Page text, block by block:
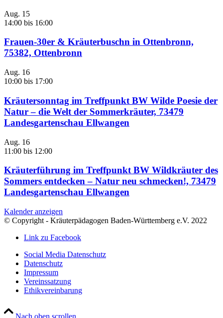
Aug. 15
14:00 bis 16:00
Frauen-30er & Kräuterbuschn in Ottenbronn,
75382, Ottenbronn
Aug. 16
10:00 bis 17:00
Kräutersonntag im Treffpunkt BW Wilde Poesie der
Natur – die Welt der Sommerkräuter, 73479
Landesgartenschau Ellwangen
Aug. 16
11:00 bis 12:00
Kräuterführung im Treffpunkt BW Wildkräuter des
Sommers entdecken – Natur neu schmecken!, 73479
Landesgartenschau Ellwangen
Kalender anzeigen
© Copyright - Kräuterpädagogen Baden-Württemberg e.V. 2022
Link zu Facebook
Social Media Datenschutz
Datenschutz
Impressum
Vereinssatzung
Ethikvereinbarung
Nach oben scrollen